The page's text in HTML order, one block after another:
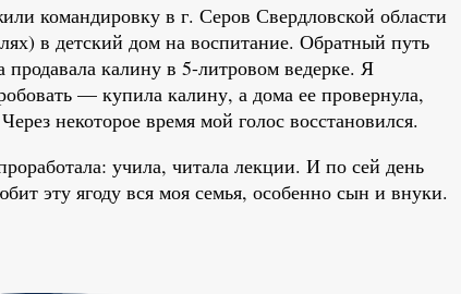
командировку в г. Серов Свердловской области
в детский дом на воспитание. Обратный путь
калину в 5-литровом ведерке. Я
— купила калину, а дома ее провернула,
некоторое время мой голос восстановился.
учила, читала лекции. И по сей день
эту ягоду вся моя семья, особенно сын и внуки.